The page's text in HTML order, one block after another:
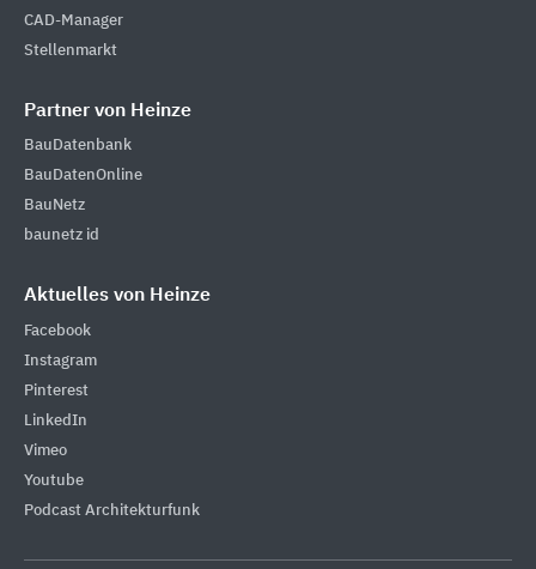
CAD-Manager
Stellenmarkt
Partner von Heinze
BauDatenbank
BauDatenOnline
BauNetz
baunetz id
Aktuelles von Heinze
Facebook
Instagram
Pinterest
LinkedIn
Vimeo
Youtube
Podcast Architekturfunk